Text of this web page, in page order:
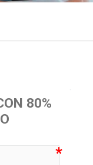
80%
icon-